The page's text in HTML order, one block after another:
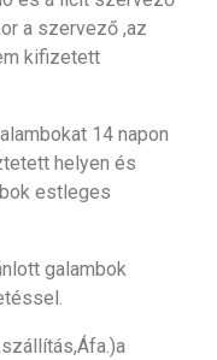
a szervező ,az
kifizetett
14 napon
helyen és
estleges
galambok